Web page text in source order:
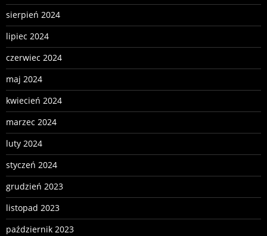
sierpień 2024
lipiec 2024
czerwiec 2024
maj 2024
kwiecień 2024
marzec 2024
luty 2024
styczeń 2024
grudzień 2023
listopad 2023
październik 2023